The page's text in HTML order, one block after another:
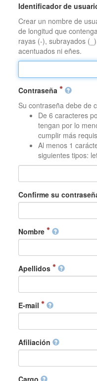
Identificador de
Crear un nombre de
de longitud que
rayas (-), subrayados
acentuados ni eñes.
Contraseña
Su contraseña debe de
De 6 caracteres
tengan por lo
cumplir más
Al menos 1
siguientes tipos:
Confirme su
Nombre
Apellidos
E-mail
Afiliación
Cargo